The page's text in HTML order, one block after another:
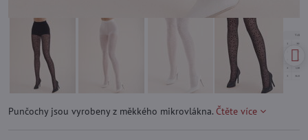
Punčochy jsou vyrobeny z měkkého mikrovlákna. Čtěte více